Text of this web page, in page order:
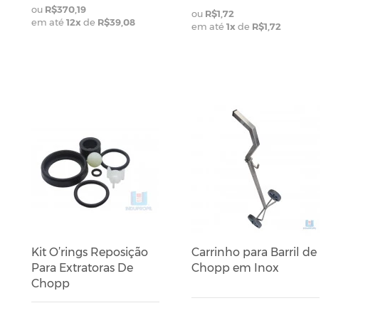
R$370,19
em até 12x de R$39,08
R$1,72
em até 1x de R$1,72
Kit O’rings Reposição
Para Extratoras De
Chopp
Carrinho para Barril de
Chopp em Inox